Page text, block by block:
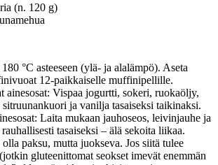
(n. 120 g)
°C asteeseen (ylä- ja alalämpö). Aseta
12-paikkaiselle muffinipellille.
ainesosat: Vispaa jogurtti, sokeri, ruokaöljy,
sitruunankuori ja vanilja tasaiseksi taikinaksi.
Laita mukaan jauhoseos, leivinjauhe ja
tasaiseksi – älä sekoita liikaa.
paksu, mutta juokseva. Jos siitä tulee
gluteenittomat seokset imevät enemmän